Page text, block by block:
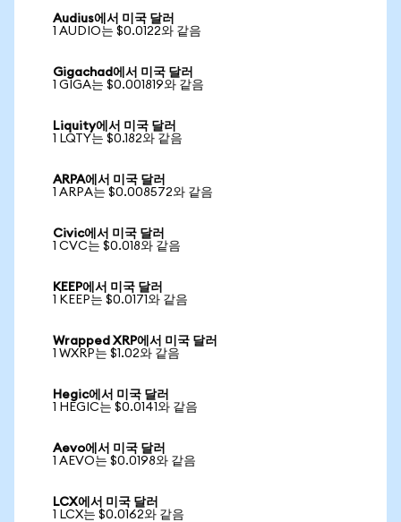
Audius에서 미국 달러
1 AUDIO는 $0.0122와 같음
Gigachad에서 미국 달러
1 GIGA는 $0.001819와 같음
Liquity에서 미국 달러
1 LQTY는 $0.182와 같음
ARPA에서 미국 달러
1 ARPA는 $0.008572와 같음
Civic에서 미국 달러
1 CVC는 $0.018와 같음
KEEP에서 미국 달러
1 KEEP는 $0.0171와 같음
Wrapped XRP에서 미국 달러
1 WXRP는 $1.02와 같음
Hegic에서 미국 달러
1 HEGIC는 $0.0141와 같음
Aevo에서 미국 달러
1 AEVO는 $0.0198와 같음
LCX에서 미국 달러
1 LCX는 $0.0162와 같음